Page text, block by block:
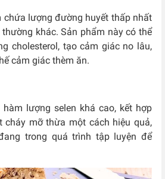
lượng đường huyết thấp nhất
khác. Sản phẩm này có thể
cholesterol, tạo cảm giác no lâu,
cảm giác thèm ăn.
lượng selen khá cao, kết hợp
mỡ thừa một cách hiệu quả,
trong quá trình tập luyện để